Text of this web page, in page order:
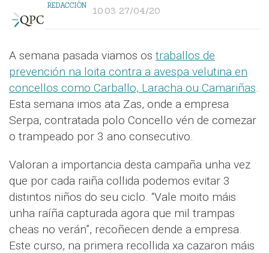
REDACCIÓN 10:03 27/04/20
A semana pasada viamos os traballos de
prevención na loita contra a avespa velutina en
concellos como Carballo, Laracha ou Camariñas.
Esta semana imos ata Zas, onde a empresa
Serpa, contratada polo Concello vén de comezar
o trampeado por 3 ano consecutivo.
Valoran a importancia desta campaña unha vez
que por cada raiña collida podemos evitar 3
distintos niños do seu ciclo. “Vale moito máis
unha raíña capturada agora que mil trampas
cheas no verán”, recoñecen dende a empresa.
Este curso, na primera recollida xa cazaron máis